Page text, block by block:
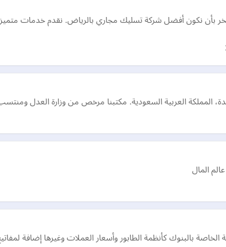
بأن نكون أفضل شركة تسليك مجاري بالرياض. نقدم خدمات
المملكة العربية السعودية. مكتبنا مرخص من وزارة العدل ومنتسب
المال
الخاصة بالبنوك كأنظمة الطابور وأسعار العملات وغيرها إضافة